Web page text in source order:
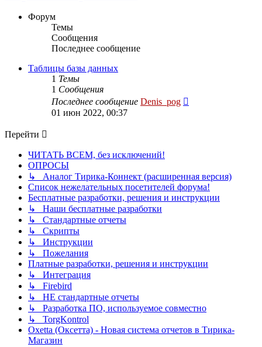
Форум
Темы
Сообщения
Последнее сообщение
Таблицы базы данных
1 Темы
1 Сообщения
Последнее сообщение Denis_pog
01 июн 2022, 00:37
Перейти
ЧИТАТЬ ВСЕМ, без исключений!
ОПРОСЫ
↳ Аналог Тирика-Коннект (расширенная версия)
Список нежелательных посетителей форума!
Бесплатные разработки, решения и инструкции
↳ Наши бесплатные разработки
↳ Стандартные отчеты
↳ Скрипты
↳ Инструкции
↳ Пожелания
Платные разработки, решения и инструкции
↳ Интеграция
↳ Firebird
↳ НЕ стандартные отчеты
↳ Разработка ПО, используемое совместно
↳ TorgKontrol
Oxetta (Оксетта) - Новая система отчетов в Тирика-
Магазин